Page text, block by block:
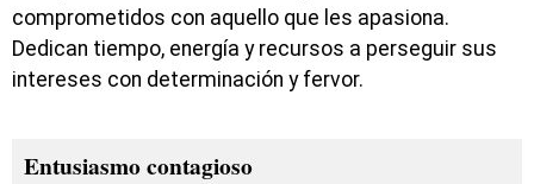
comprometidos con aquello que les apasiona.
Dedican tiempo, energía y recursos a perseguir sus
intereses con determinación y fervor.
Entusiasmo contagioso